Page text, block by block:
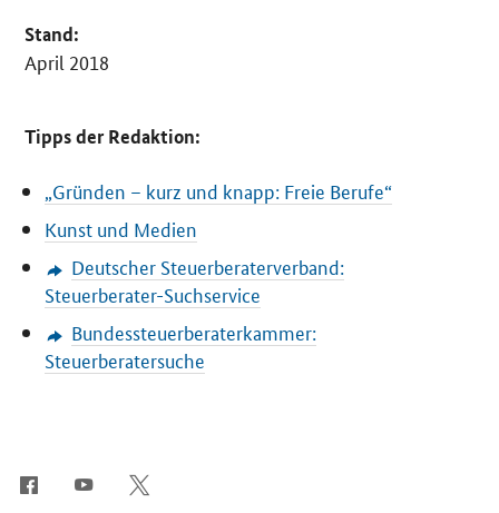
Stand:
April 2018
Tipps der Redaktion:
„Gründen – kurz und knapp: Freie Berufe“
Kunst und Medien
Deutscher Steuerberaterverband:
Steuerberater-Suchservice
Bundessteuerberaterkammer:
Steuerberatersuche